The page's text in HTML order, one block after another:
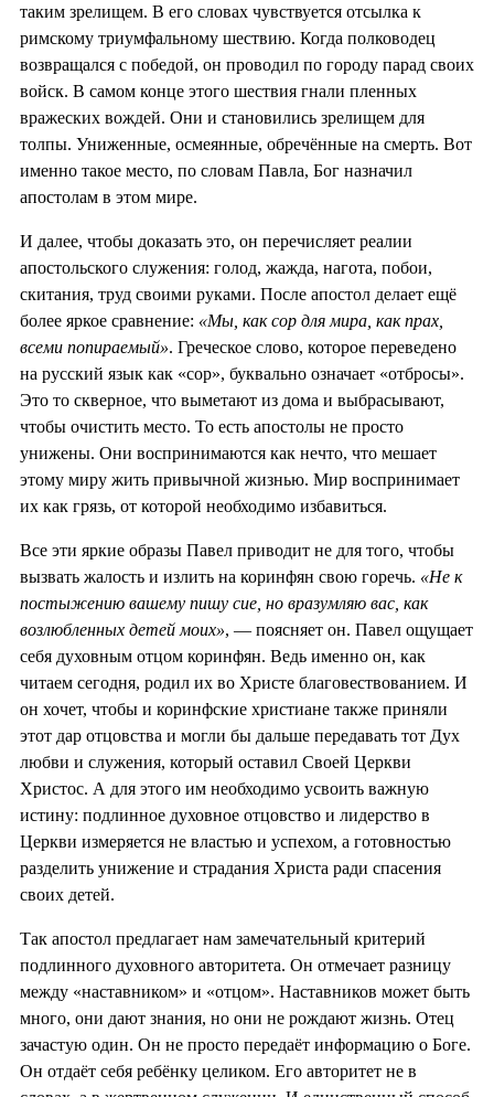
таким зрелищем. В его словах чувствуется отсылка к
римскому триумфальному шествию. Когда полководец
возвращался с победой, он проводил по городу парад своих
войск. В самом конце этого шествия гнали пленных
вражеских вождей. Они и становились зрелищем для
толпы. Униженные, осмеянные, обречённые на смерть. Вот
именно такое место, по словам Павла, Бог назначил
апостолам в этом мире.
И далее, чтобы доказать это, он перечисляет реалии
апостольского служения: голод, жажда, нагота, побои,
скитания, труд своими руками. После апостол делает ещё
более яркое сравнение: «Мы, как сор для мира, как прах,
всеми попираемый». Греческое слово, которое переведено
на русский язык как «сор», буквально означает «отбросы».
Это то скверное, что выметают из дома и выбрасывают,
чтобы очистить место. То есть апостолы не просто
унижены. Они воспринимаются как нечто, что мешает
этому миру жить привычной жизнью. Мир воспринимает
их как грязь, от которой необходимо избавиться.
Все эти яркие образы Павел приводит не для того, чтобы
вызвать жалость и излить на коринфян свою горечь. «Не к
постыжению вашему пишу сие, но вразумляю вас, как
возлюбленных детей моих», — поясняет он. Павел ощущает
себя духовным отцом коринфян. Ведь именно он, как
читаем сегодня, родил их во Христе благовествованием. И
он хочет, чтобы и коринфские христиане также приняли
этот дар отцовства и могли бы дальше передавать тот Дух
любви и служения, который оставил Своей Церкви
Христос. А для этого им необходимо усвоить важную
истину: подлинное духовное отцовство и лидерство в
Церкви измеряется не властью и успехом, а готовностью
разделить унижение и страдания Христа ради спасения
своих детей.
Так апостол предлагает нам замечательный критерий
подлинного духовного авторитета. Он отмечает разницу
между «наставником» и «отцом». Наставников может быть
много, они дают знания, но они не рождают жизнь. Отец
зачастую один. Он не просто передаёт информацию о Боге.
Он отдаёт себя ребёнку целиком. Его авторитет не в